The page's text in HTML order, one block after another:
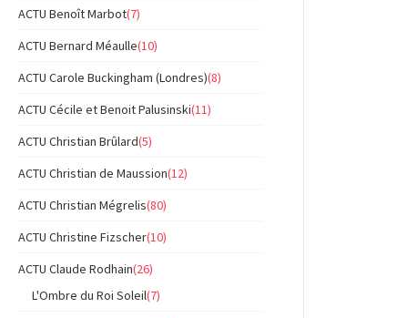
ACTU Benoît Marbot(7)
ACTU Bernard Méaulle(10)
ACTU Carole Buckingham (Londres)(8)
ACTU Cécile et Benoit Palusinski(11)
ACTU Christian Brûlard(5)
ACTU Christian de Maussion(12)
ACTU Christian Mégrelis(80)
ACTU Christine Fizscher(10)
ACTU Claude Rodhain(26)
L'Ombre du Roi Soleil(7)